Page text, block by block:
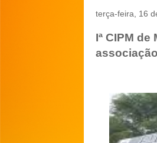
terça-feira, 16
Iª CIPM